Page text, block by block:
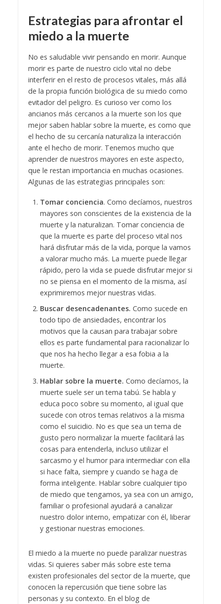
Estrategias para afrontar el
miedo a la muerte
No es saludable vivir pensando en morir. Aunque
morir es parte de nuestro ciclo vital no debe
interferir en el resto de procesos vitales, más allá
de la propia función biológica de su miedo como
evitador del peligro. Es curioso ver como los
ancianos más cercanos a la muerte son los que
mejor saben hablar sobre la muerte, es como que
el hecho de su cercanía naturaliza la interacción
ante el hecho de morir. Tenemos mucho que
aprender de nuestros mayores en este aspecto,
que le restan importancia en muchas ocasiones.
Algunas de las estrategias principales son:
Tomar conciencia. Como decíamos, nuestros
mayores son conscientes de la existencia de la
muerte y la naturalizan. Tomar conciencia de
que la muerte es parte del proceso vital nos
hará disfrutar más de la vida, porque la vamos
a valorar mucho más. La muerte puede llegar
rápido, pero la vida se puede disfrutar mejor si
no se piensa en el momento de la misma, así
exprimiremos mejor nuestras vidas.
Buscar desencadenantes. Como sucede en
todo tipo de ansiedades, encontrar los
motivos que la causan para trabajar sobre
ellos es parte fundamental para racionalizar lo
que nos ha hecho llegar a esa fobia a la
muerte.
Hablar sobre la muerte. Como decíamos, la
muerte suele ser un tema tabú. Se habla y
educa poco sobre su momento, al igual que
sucede con otros temas relativos a la misma
como el suicidio. No es que sea un tema de
gusto pero normalizar la muerte facilitará las
cosas para entenderla, incluso utilizar el
sarcasmo y el humor para intermediar con ella
si hace falta, siempre y cuando se haga de
forma inteligente. Hablar sobre cualquier tipo
de miedo que tengamos, ya sea con un amigo,
familiar o profesional ayudará a canalizar
nuestro dolor interno, empatizar con él, liberar
y gestionar nuestras emociones.
El miedo a la muerte no puede paralizar nuestras
vidas. Si quieres saber más sobre este tema
existen profesionales del sector de la muerte, que
conocen la repercusión que tiene sobre las
personas y su contexto. En el blog de